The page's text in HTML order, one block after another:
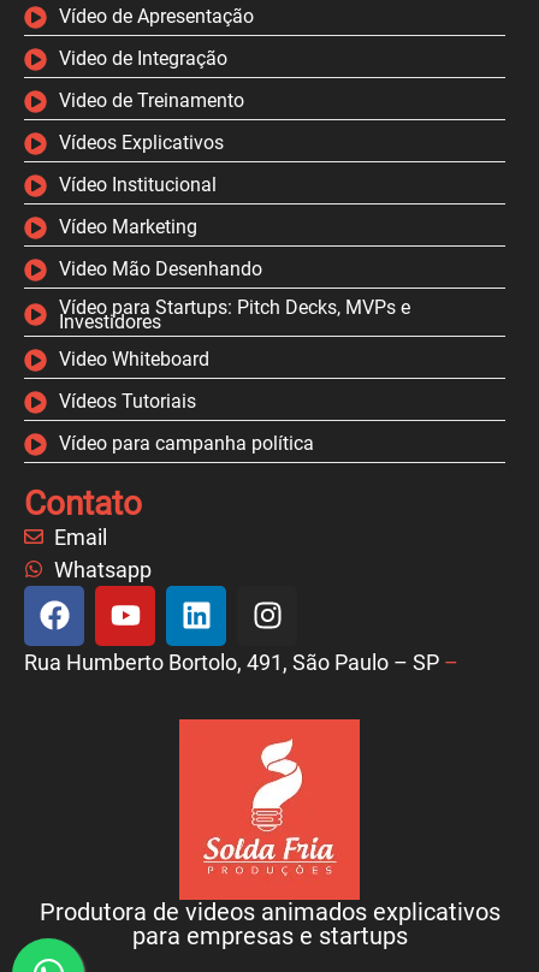
Vídeo de Apresentação
Video de Integração
Video de Treinamento
Vídeos Explicativos
Vídeo Institucional
Vídeo Marketing
Video Mão Desenhando
Vídeo para Startups: Pitch Decks, MVPs e
Investidores
Video Whiteboard
Vídeos Tutoriais
Vídeo para campanha política
Contato
Email
Whatsapp
Rua Humberto Bortolo, 491, São Paulo – SP –
Produtora de videos animados explicativos
para empresas e startups